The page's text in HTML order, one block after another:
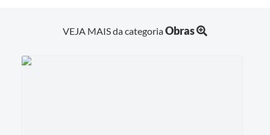
VEJA MAIS da categoriaObras